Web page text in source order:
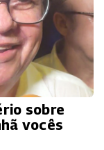
sobre
vocês